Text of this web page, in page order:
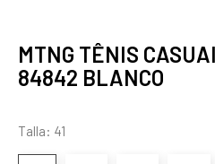
MTNG TÊNIS
84842 BLANCO
Talla: 41